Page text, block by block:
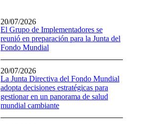
El Grupo de Implementadores se
reunió en preparación para la Junta del
Fondo Mundial
20/07/2026
La Junta Directiva del Fondo Mundial
adopta decisiones estratégicas para
gestionar en un panorama de salud
mundial cambiante
20/07/2026